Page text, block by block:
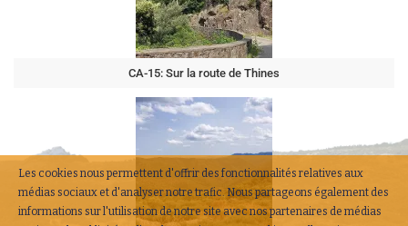
CA-15: Sur la route de Thines
Les cookies nous permettent d'offrir des fonctionnalités relatives aux
médias sociaux et d'analyser notre trafic. Nous partageons également des
informations sur l'utilisation de notre site avec nos partenaires de médias